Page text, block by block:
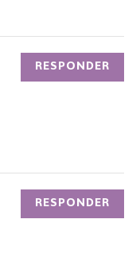
RESPONDER
RESPONDER